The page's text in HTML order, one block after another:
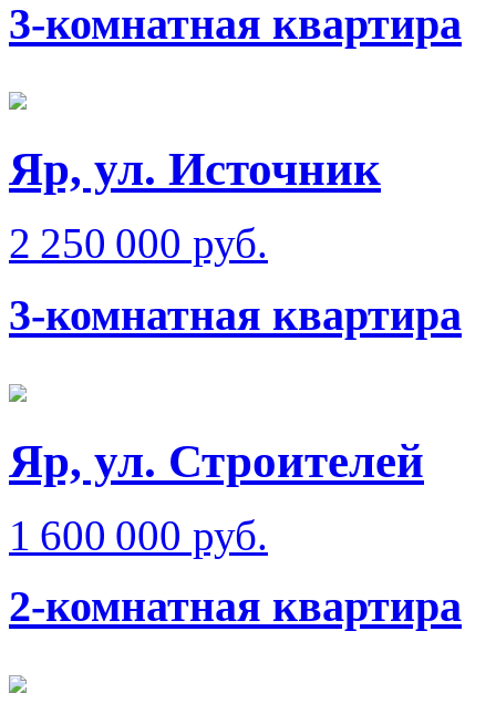
3-комнатная квартира
Яр, ул. Источник
2 250 000 руб.
3-комнатная квартира
Яр, ул. Строителей
1 600 000 руб.
2-комнатная квартира